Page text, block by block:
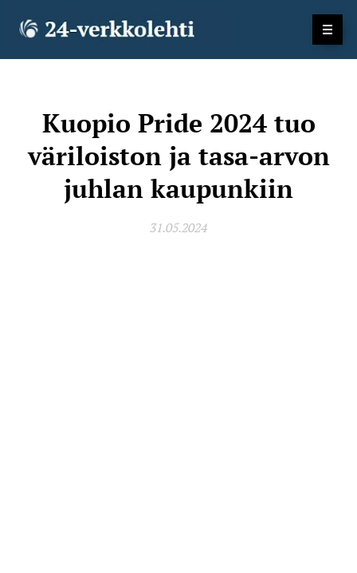
Kuopio Pride 2024 tuo
väriloiston ja tasa-arvon
juhlan kaupunkiin
31.05.2024